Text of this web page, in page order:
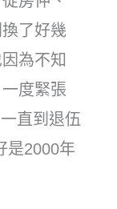
了好幾
為不知
度緊張
直到退伍
是2000年